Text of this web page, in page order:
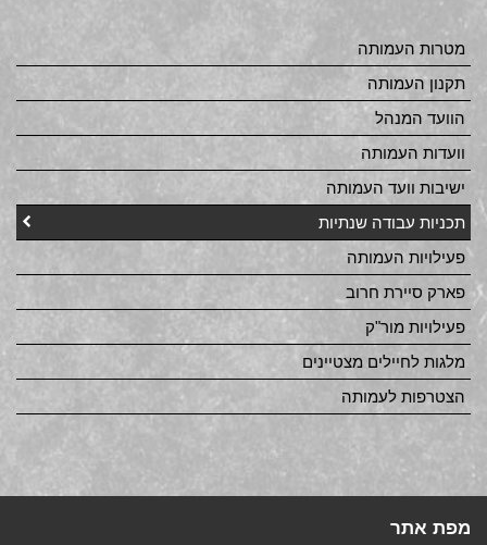
מטרות העמותה
תקנון העמותה
הוועד המנהל
וועדות העמותה
ישיבות וועד העמותה
תכניות עבודה שנתיות
פעילויות העמותה
פארק סיירת חרוב
פעילויות מור"ק
מלגות לחיילים מצטיינים
הצטרפות לעמותה
מפת אתר